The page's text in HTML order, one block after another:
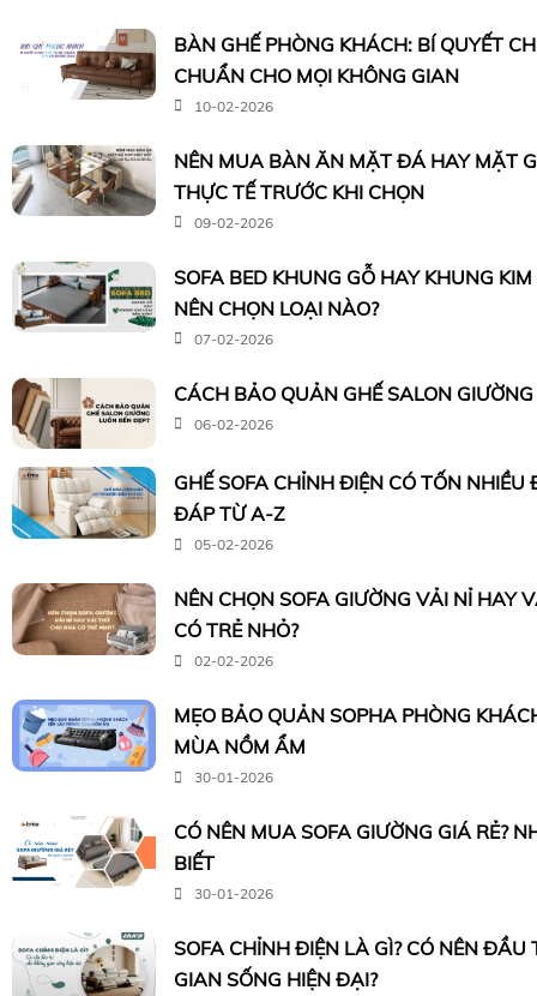
BÀN GHẾ PHÒNG KHÁCH: BÍ QUYẾT
CHUẨN CHO MỌI KHÔNG GIAN
10-02-2026
NÊN MUA BÀN ĂN MẶT ĐÁ HAY MẶT
THỰC TẾ TRƯỚC KHI CHỌN
09-02-2026
SOFA BED KHUNG GỖ HAY KHUNG
NÊN CHỌN LOẠI NÀO?
07-02-2026
CÁCH BẢO QUẢN GHẾ SALON
06-02-2026
GHẾ SOFA CHỈNH ĐIỆN CÓ TỐN NHIỀU
ĐÁP TỪ A-Z
05-02-2026
NÊN CHỌN SOFA GIƯỜNG VẢI NỈ HAY
CÓ TRẺ NHỎ?
02-02-2026
MẸO BẢO QUẢN SOPHA PHÒNG
MÙA NỒM ẨM
30-01-2026
CÓ NÊN MUA SOFA GIƯỜNG GIÁ RẺ?
BIẾT
30-01-2026
SOFA CHỈNH ĐIỆN LÀ GÌ? CÓ NÊN ĐẦU
GIAN SỐNG HIỆN ĐẠI?